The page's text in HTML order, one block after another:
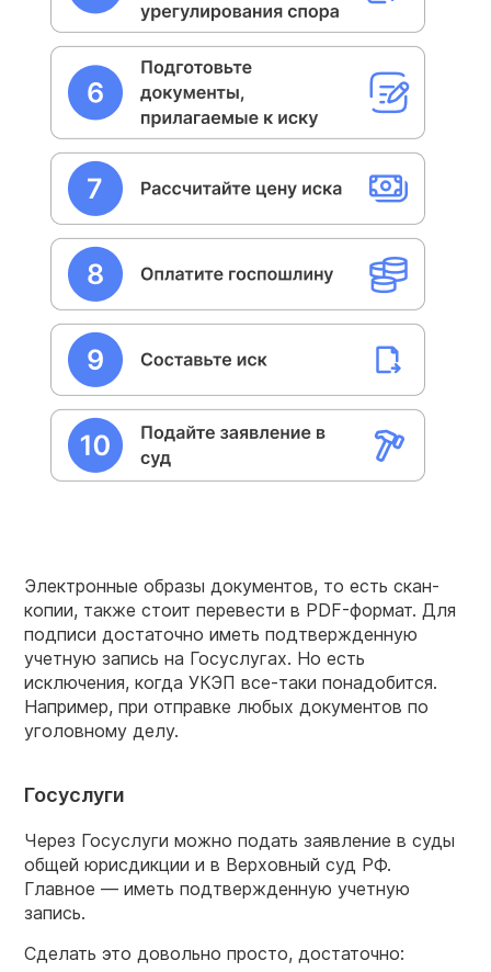
Электронные образы документов, то есть скан-
копии, также стоит перевести в PDF-формат. Для
подписи достаточно иметь подтвержденную
учетную запись на Госуслугах. Но есть
исключения, когда УКЭП все-таки понадобится.
Например, при отправке любых документов по
уголовному делу.
Госуслуги
Через Госуслуги можно подать заявление в суды
общей юрисдикции и в Верховный суд РФ.
Главное — иметь подтвержденную учетную
запись.
Сделать это довольно просто, достаточно: